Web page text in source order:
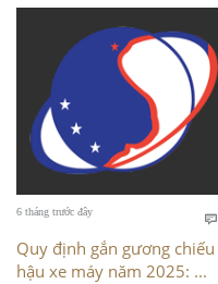
6 tháng trước đây

Quy định gắn gương chiếu
hậu xe máy năm 2025: ...